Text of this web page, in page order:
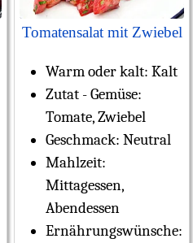
Tomatensalat mit Zwiebel
Warm oder kalt: Kalt
Zutat - Gemüse:
Tomate, Zwiebel
Geschmack: Neutral
Mahlzeit:
Mittagessen,
Abendessen
Ernährungswünsche: